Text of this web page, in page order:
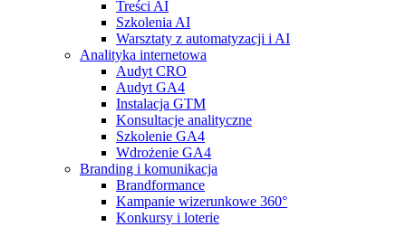
Treści AI
Szkolenia AI
Warsztaty z automatyzacji i AI
Analityka internetowa
Audyt CRO
Audyt GA4
Instalacja GTM
Konsultacje analityczne
Szkolenie GA4
Wdrożenie GA4
Branding i komunikacja
Brandformance
Kampanie wizerunkowe 360°
Konkursy i loterie